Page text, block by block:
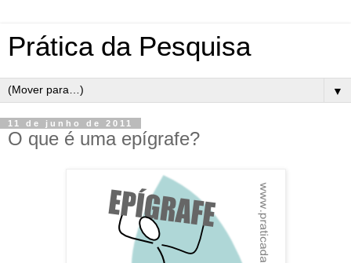
Prática da Pesquisa
▼
11 de junho de 2011
O que é uma epígrafe?